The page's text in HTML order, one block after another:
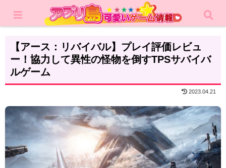
レビュー アクション
【アース：リバイバル】プレイ評価レビュ
ー！協力して異性の怪物を倒すTPSサバイバ
ルゲーム
2023.04.21